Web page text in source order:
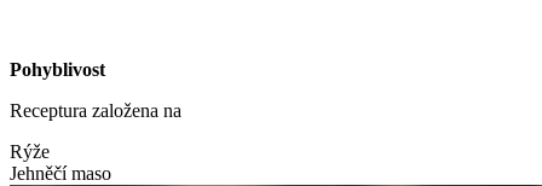
Pohyblivost
Receptura založena na
Rýže
Jehněčí maso